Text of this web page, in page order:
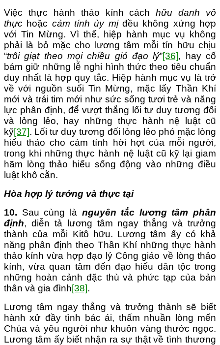
Việc thực hành thảo kính cáchhữu danh vô
thực hoặc cảm tính ủy mịđều không xứng hợp
với Tin Mừng. Vì thế, hiệp hành mục vụ không
phải là bỏ mặc cho lương tâm mỗi tín hữu chịu
“trôi giạt theo mọi chiều gió đạo lý”[36], hay cố
bám giữ những lễ nghi hình thức theo tiêu chuẩn
duy nhất là hợp quy tắc. Hiệp hành mục vụ là trở
về với nguồn suối Tin Mừng, mặc lấy Thần Khí
mới và trái tim mới như sức sống tươi trẻ và năng
lực phân định, để vượt thắng lối tư duy tương đối
và lỏng lẻo, hay những thực hành nệ luật cũ
kỹ[37]. Lối tư duy tương đối lỏng lẻo phó mặc lòng
hiếu thảo cho cảm tính hời hợt của mỗi người,
trong khi những thực hành nệ luật cũ kỹ lại giam
hãm lòng thảo hiếu sống động vào những điều
luật khô cằn.
Hòa hợp lý tưởng và thực tại
10. Sau cùng là nguyên tắc lương tâm phân
định, diễn tả lương tâm ngay thẳng và trưởng
thành của mỗi Kitô hữu. Lương tâm ấy có khả
năng phân định theo Thần Khí những thực hành
thảo kính vừa hợp đạo lý Công giáo về lòng thảo
kính, vừa quan tâm đến đạo hiếu dân tộc trong
những hoàn cảnh đặc thù và phức tạp của bản
thân và gia đình[38].
Lương tâm ngay thẳng và trưởng thành sẽ biết
hành xử đầy tình bác ái, thấm nhuần lòng mến
Chúa và yêu người như khuôn vàng thước ngọc.
Lương tâm ấy biết nhận ra sự thật về tình thương